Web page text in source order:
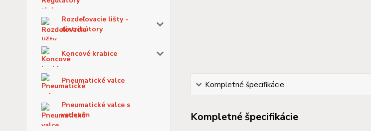
Rozdeľovacie lišty -
distribútory
Koncové krabice
Pneumatické valce
Pneumatické valce s
vedením
Kompletné špecifikácie
Kompletné špecifikácie